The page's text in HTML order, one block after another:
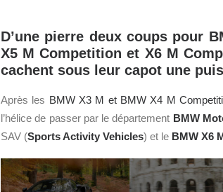
D’une pierre deux coups pour
X5 M Competition et X6 M
cachent sous leur capot une
Après les BMW X3 M et BMW X4 M
l’hélice de passer par le département BMW
SAV (Sports Activity Vehicles) et le BMW X6